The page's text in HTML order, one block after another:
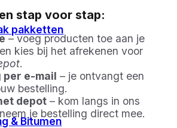
pakketten
& Bitumen
stap voor stap:
– voeg producten toe aan je
kies bij het afrekenen voor
.
per e-mail – je ontvangt een
bestelling.
depot – kom langs in ons
je bestelling direct mee.